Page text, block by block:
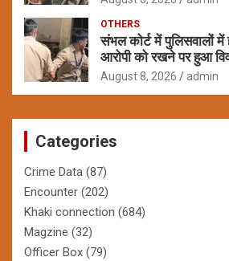
OTHERS
संभल कोर्ट में पुलिसवालों
आरोपी को रखने पर हुआ
August 8, 2026 admin
Categories
Crime Data (87)
Encounter (202)
Khaki connection (684)
Magzine (32)
Officer Box (79)